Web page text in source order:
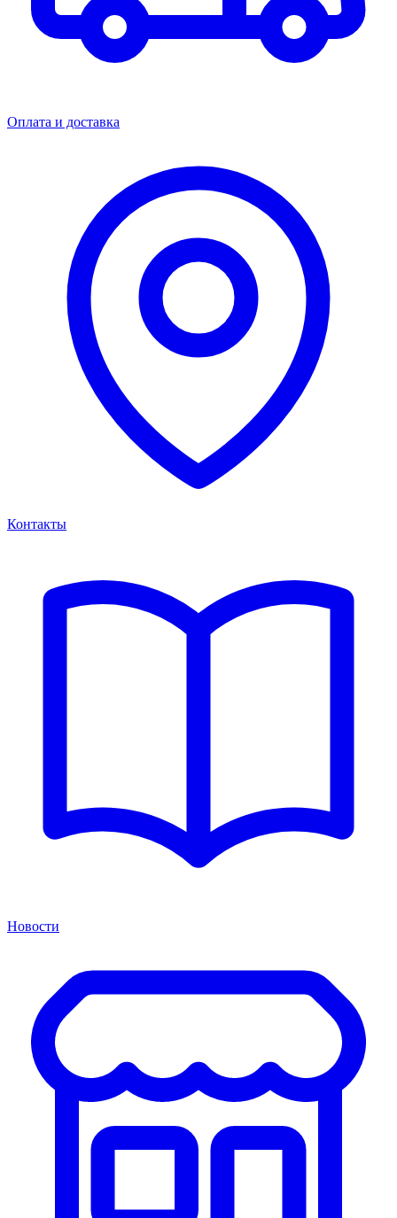
Оплата и доставка
Контакты
Новости